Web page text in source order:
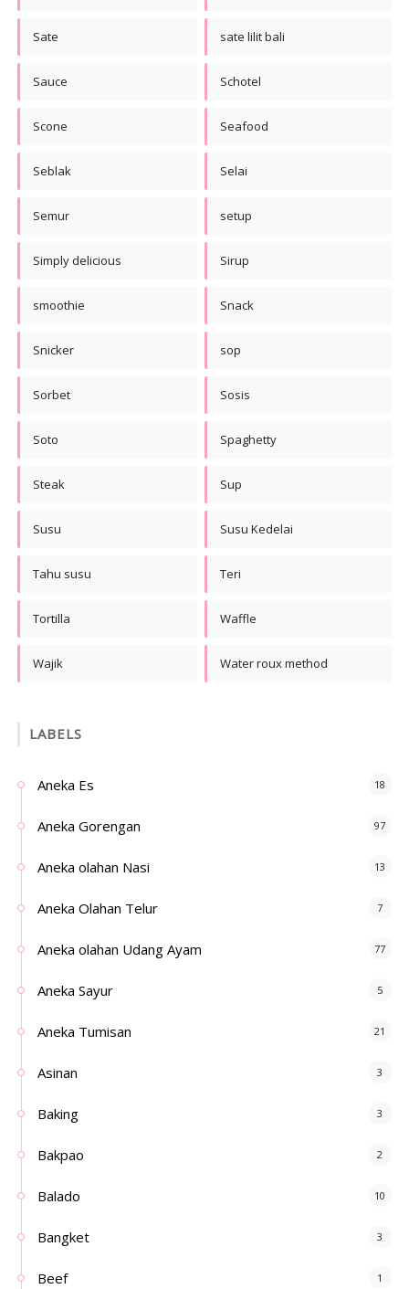
Sate sate lilit bali
Sauce Schotel
Scone Seafood
Seblak Selai
Semur setup
Simply delicious Sirup
smoothie Snack
Snicker sop
Sorbet Sosis
Soto Spaghetty
Steak Sup
Susu Susu Kedelai
Tahu susu Teri
Tortilla Waffle
Wajik Water roux method
LABELS
Aneka Es 18
Aneka Gorengan 97
Aneka olahan Nasi 13
Aneka Olahan Telur 7
Aneka olahan Udang Ayam 77
Aneka Sayur 5
Aneka Tumisan 21
Asinan 3
Baking 3
Bakpao 2
Balado 10
Bangket 3
Beef 1